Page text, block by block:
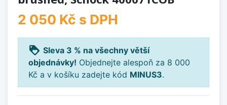
2 050 Kč s DPH
loyalty Sleva 3 % na všechny větší
objednávky! Objednejte alespoň za 8 000
Kč a v košíku zadejte kód MINUS3.